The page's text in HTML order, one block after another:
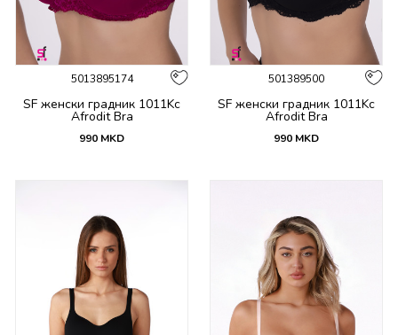
5013895174
SF женски градник 1011Kc
Afrodit Bra
990 MKD
501389500
SF женски градник 1011Kc
Afrodit Bra
990 MKD